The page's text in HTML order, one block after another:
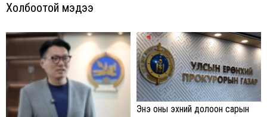
Холбоотой мэдээ
Энэ оны эхний долоон сарын